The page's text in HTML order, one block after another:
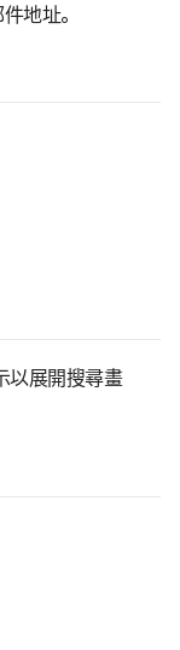
地址。
以展開搜尋畫